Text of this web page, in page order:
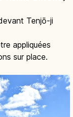
Tenjō-ji
appliquées
sur place.